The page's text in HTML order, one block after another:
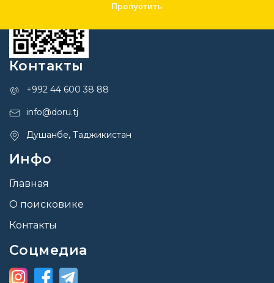
Пропустить
Контакты
+992 44 600 38 88
info@doru.tj
Душанбе, Таджикистан
Инфо
Главная
О поисковике
Контакты
Соцмедиа